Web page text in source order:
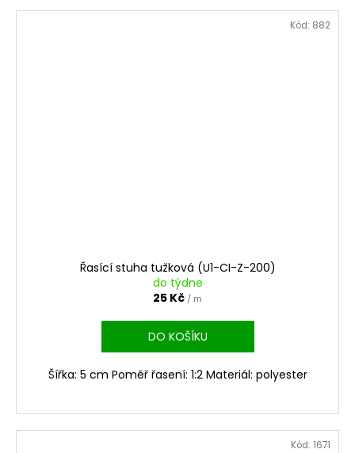
Řasící stuha tužková (U1-CI-Z-200)
do týdne
25 Kč / m
DO KOŠÍKU
Šířka: 5 cm Poměř řasení: 1:2 Materiál: polyester
Kód: 882
Kód: 1671